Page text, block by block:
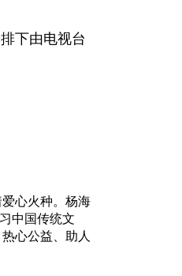
下由电视台
心火种。杨海
中国传统文
心公益、助人